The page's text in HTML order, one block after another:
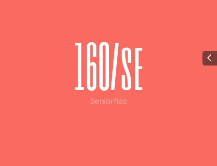
160/se
Seniorfisa